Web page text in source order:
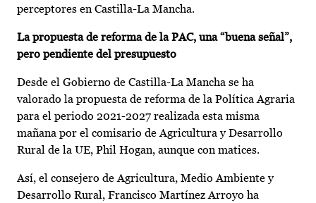
perceptores en Castilla-La Mancha.
La propuesta de reforma de la PAC, una “buena señal”,
pero pendiente del presupuesto
Desde el Gobierno de Castilla-La Mancha se ha
valorado la propuesta de reforma de la Política Agraria
para el periodo 2021-2027 realizada esta misma
mañana por el comisario de Agricultura y Desarrollo
Rural de la UE, Phil Hogan, aunque con matices.
Así, el consejero de Agricultura, Medio Ambiente y
Desarrollo Rural, Francisco Martínez Arroyo ha